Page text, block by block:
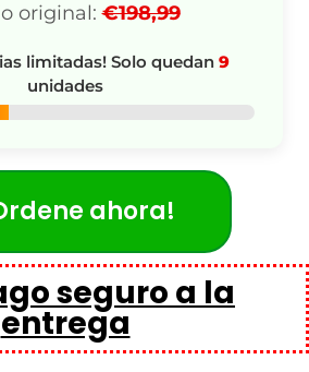
original: €198,99
limitadas! Solo quedan9
unidades
ahora!
seguro a la
entrega